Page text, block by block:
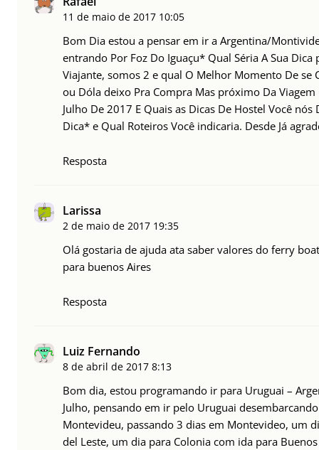
11 de maio de 2017 10:05
Bom Dia estou a pensar em ir a Argentina/
entrando Por Foz Do Iguaçu* Qual Séria A Sua Dica
Viajante, somos 2 e qual O Melhor Momento De se
ou Dóla deixo Pra Compra Mas próximo Da Viagem
Julho De 2017 E Quais as Dicas De Hostel Você nós
Dica* e Qual Roteiros​ Você indicaria. Desde Já
Resposta
Larissa
2 de maio de 2017 19:35
Olá gostaria de ajuda ata saber valores do ferry
para buenos Aires
Resposta
Luiz Fernando
8 de abril de 2017 8:13
Bom dia, estou programando ir para Uruguai –
Julho, pensando em ir pelo Uruguai
Montevideu, passando 3 dias em Montevideo, um
del Leste, um dia para Colonia com ida para